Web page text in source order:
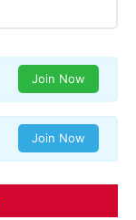
Join Now
Join Now